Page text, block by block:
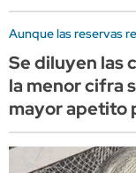
Aunque las reservas
Se diluyen las
la menor cifra
mayor apetito